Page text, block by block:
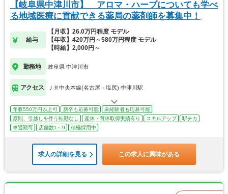
【岐阜県中津川市】 アロマ・ハーブについても学べ
る地域医療に貢献できる薬局の薬剤師を募集中！
給与
【月収】26.0万円程度 モデル
【年収】420万円～580万円程度 モデル
【時給】2,000円～
勤務地 岐阜県 中津川市
アクセス ＪＲ中央本線(名古屋－塩尻) 中津川駅
年収550万円以上可 新卒も応募可能
未経験者も応募可能
原則、引越しを伴う転勤なし
産休・育休取得実績有り スキルアップ
駅チカ
車通勤可
店舗数1～9 積極採用中
求人の詳細を見る この求人に興味がある